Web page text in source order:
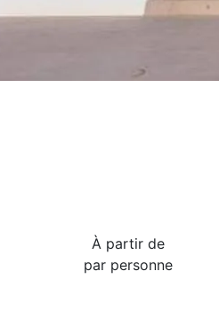
À partir de
par personne